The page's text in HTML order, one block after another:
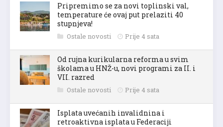
Pripremimo se za novi toplinski val,
temperature će ovaj put prelaziti 40
stupnjeva!
Ostale novosti Prije 4 sata
Od rujna kurikularna reforma u svim
školama u HNŽ-u, novi programi za II. i
VII. razred
Ostale novosti Prije 4 sata
Isplata uvećanih invalidnina i
retroaktivna isplata u Federaciji